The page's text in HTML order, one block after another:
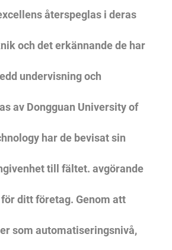
återspeglas i deras
och det erkännande de har
undervisning och
av Dongguan University of
har de bevisat sin
till fältet. avgörande
ditt företag. Genom att
som automatiseringsnivå,